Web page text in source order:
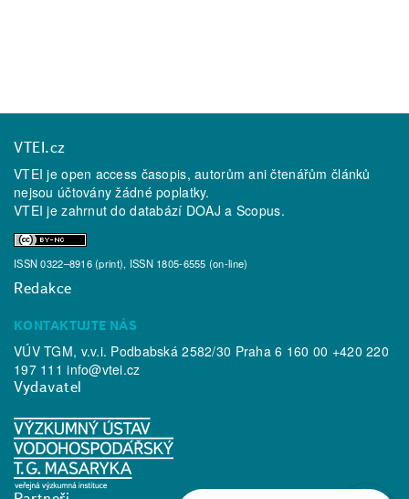
VTEI.cz
VTEI je open access časopis, autorům ani čtenářům článků
nejsou účtovány žádné poplatky.
VTEI je zahrnut do databází DOAJ a Scopus.
ISSN 0322–8916 (print), ISSN 1805-6555 (on-line)
Redakce
KONTAKTUJTE NÁS
VÚV TGM, v.v.i. Podbabská 2582/30 Praha 6 160 00 +420 220
197 111info@vtei.cz
Vydavatel